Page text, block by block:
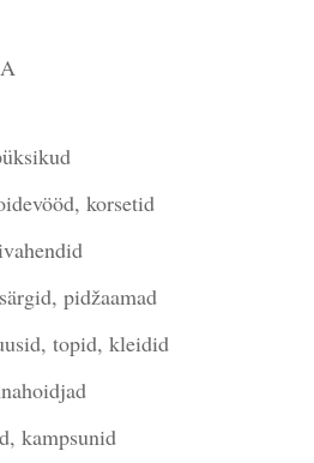
korsetid
pidžaamad
topid, kleidid
kampsunid